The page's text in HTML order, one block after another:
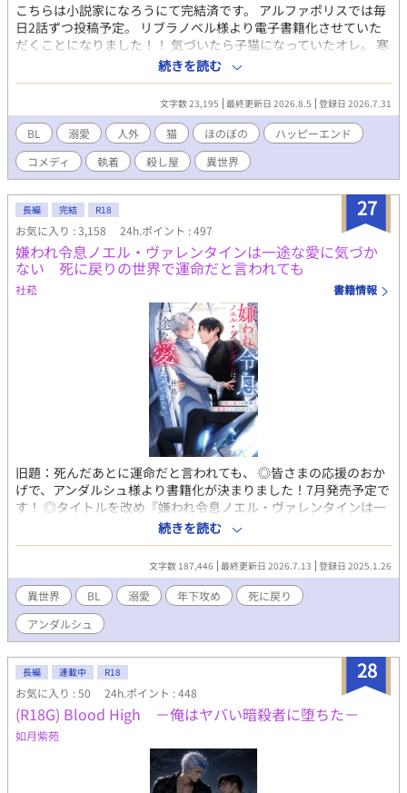
こちらは小説家になろうにて完結済です。 アルファポリスでは毎
日2話ずつ投稿予定。 リブラノベル様より電子書籍化させていた
だくことになりました！！ 気づいたら子猫になっていたオレ。 寒
い路地裏で震えていたところを拾ってくれたのは、 デカくて黒ず
くめで、やたら顔のいい男だった。 寡黙で不器用だけど優しく
て、撫でるのがうまくて、膝が広い。 最高の飼い主、見つけまし
た。 ――ただし問題がひとつ。 うちの飼い主、どうやら裏社会最
強の殺し屋らしい。 夜中に血まみれで帰ってくるし、銃あるし、
絡んでくるのはだいたい変な奴らだし。 でもオレには甘い。びっ
くりするほど甘い。 オレが聖獣？ 弱点になる？ 知らない知らな
い。 だってオレは猫だから。 世界一危険な男の膝の上で、ごろご
ろしながら生きていきます。 これは、 殺し屋に拾われた黒猫（元
一般人）が、 無自覚に最強の男を飼い慣らしていく話。
続きを読む
文字数 23,195 最終更新日 2026.8.5 登録日 2026.7.31
BL 溺愛 人外 猫 ほのぼの
ハッピーエンド
コメディ
執着 殺し屋 異世界
27
長編 完結 R18
お気に入り : 3,158 24h.ポイント : 497
嫌われ令息ノエル・ヴァレンタインは一途な愛に気づか
ない 死に戻りの世界で運命だと言われても
社菘 書籍情報
旧題：死んだあとに運命だと言われても、 ◎皆さまの応援のおか
げで、アンダルシュ様より書籍化が決まりました！7月発売予定で
す！ ◎タイトルを改め『嫌われ令息ノエル・ヴァレンタインは一
途な愛に気づかない−死に戻りの世界で運命だと言われても−』と
いう新タイトルに決定いたしました♡ 最期に聞いたのは、望んで
いない結婚をした冷たい夫の声。 「煮るなり焼くなり殺すなり、
好きにしろ」 オメガは『神の使い』と呼ばれ崇められている国で
出会った、運命の番であるオメガのノエル・ヴァレンタインとア
ルファのレイシス・ブラウン。 ただ、二人の愛は冷め切ってい
た。 夫から距離を取り辛い日々を送っていたある日、ノエルは何
者かに捕えられて命を落とす。 だが次に目覚めたら、ノエルはな
ぜか学生時代に戻っていた。 今度は穏やかな人生を歩みたい。 そ
れなのに、ノエルが離れていくごとになぜか婚約者のアルファ・
レイシスに迫られて――！？ 「僕の"運命の番"はあなただけで
す、ノエル・ヴァレンタイン」 「――ッ死んだあとに運命だって
言われても！」 死んでから始まる、オメガとアルファの運命の物
語。 ※オメガバース特殊設定あり ※R18展開は遅めです ✧毎日18
時更新予定✧ ✧3/20〜2回更新（9時＋18時）✧ ✧お気に入り登
録・各話♡・エール📣作者大歓喜します✧
続きを読む
文字数 187,446 最終更新日 2026.7.13 登録日 2025.1.26
異世界 BL 溺愛 年下攻め
死に戻り
アンダルシュ
28
長編 連載中 R18
お気に入り : 50 24h.ポイント : 448
(R18G) Blood High －俺はヤバい暗殺者に堕ちた－
如月紫苑